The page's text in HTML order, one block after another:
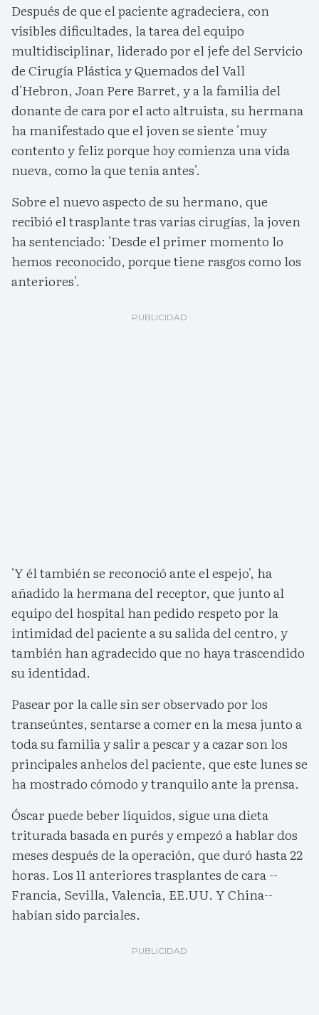
Después de que el paciente agradeciera, con
visibles dificultades, la tarea del equipo
multidisciplinar, liderado por el jefe del Servicio
de Cirugía Plástica y Quemados del Vall
d'Hebron, Joan Pere Barret, y a la familia del
donante de cara por el acto altruista, su hermana
ha manifestado que el joven se siente 'muy
contento y feliz porque hoy comienza una vida
nueva, como la que tenía antes'.
Sobre el nuevo aspecto de su hermano, que
recibió el trasplante tras varias cirugías, la joven
ha sentenciado: 'Desde el primer momento lo
hemos reconocido, porque tiene rasgos como los
anteriores'.
'Y él también se reconoció ante el espejo', ha
añadido la hermana del receptor, que junto al
equipo del hospital han pedido respeto por la
intimidad del paciente a su salida del centro, y
también han agradecido que no haya trascendido
su identidad.
Pasear por la calle sin ser observado por los
transeúntes, sentarse a comer en la mesa junto a
toda su familia y salir a pescar y a cazar son los
principales anhelos del paciente, que este lunes se
ha mostrado cómodo y tranquilo ante la prensa.
Óscar puede beber líquidos, sigue una dieta
triturada basada en purés y empezó a hablar dos
meses después de la operación, que duró hasta 22
horas. Los 11 anteriores trasplantes de cara --
Francia, Sevilla, Valencia, EE.UU. Y China--
habían sido parciales.